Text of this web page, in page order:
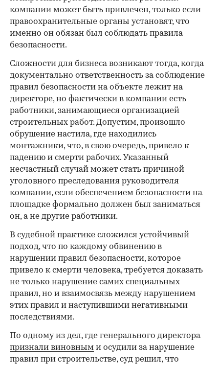
компании может быть привлечен, только если
правоохранительные органы установят, что
именно он обязан был соблюдать правила
безопасности.
Сложности для бизнеса возникают тогда, когда
документально ответственность за соблюдение
правил безопасности на объекте лежит на
директоре, но фактически в компании есть
работники, занимающиеся организацией
строительных работ. Допустим, произошло
обрушение настила, где находились
монтажники, что, в свою очередь, привело к
падению и смерти рабочих. Указанный
несчастный случай может стать причиной
уголовного преследования руководителя
компании, если обеспечением безопасности на
площадке формально должен был заниматься
он, а не другие работники.
В судебной практике сложился устойчивый
подход, что по каждому обвинению в
нарушении правил безопасности, которое
привело к смерти человека, требуется доказать
не только нарушение самих специальных
правил, но и взаимосвязь между нарушением
этих правил и наступившими негативными
последствиями.
По одному из дел, где генерального директора
признали виновным и осудили за нарушение
правил при строительстве, суд решил, что